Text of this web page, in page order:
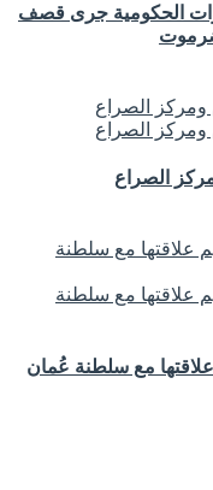
الحكومية جرى قصف
الصراع
مع سلطنة عُمان